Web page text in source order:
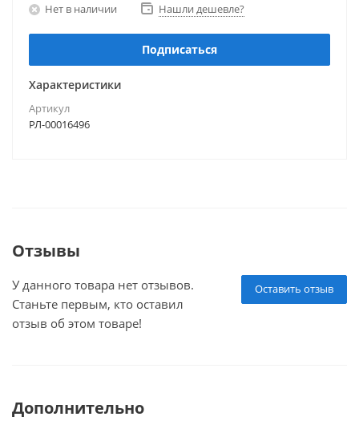
Нет в наличии Нашли дешевле?
Подписаться
Характеристики
Артикул
РЛ-00016496
Отзывы
Оставить отзыв
У данного товара нет отзывов.
Станьте первым, кто оставил
отзыв об этом товаре!
Дополнительно